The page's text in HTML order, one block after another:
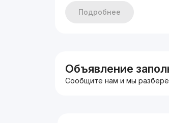
центральное отопление,
своих предпочтений.
Подробнее
Объявление
Сообщите нам и мы